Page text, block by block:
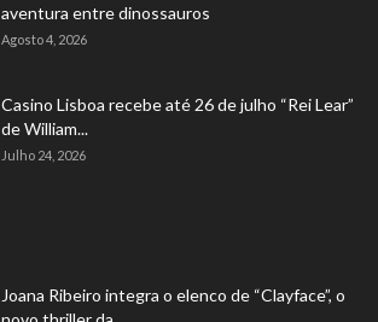
aventura entre dinossauros
Agosto 4, 2026
Casino Lisboa recebe até 26 de julho “Rei Lear”
de William...
Julho 24, 2026
Joana Ribeiro integra o elenco de “Clayface”, o